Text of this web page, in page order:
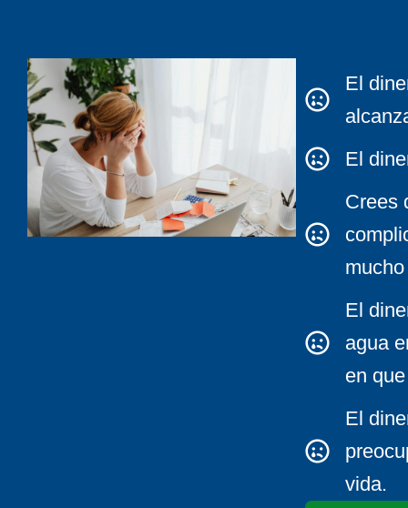
El
El
Crees
El
agua
en
El
vida.